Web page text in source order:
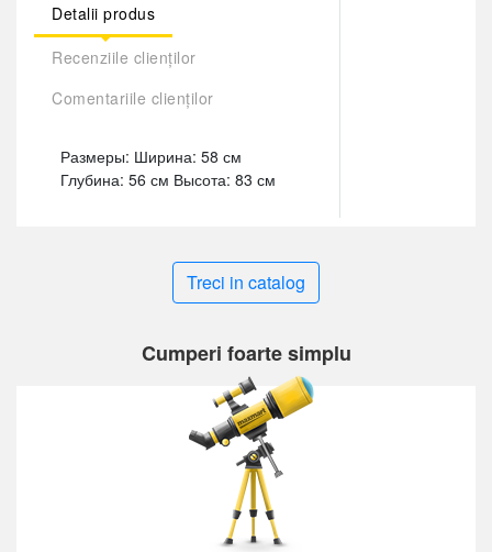
Detalii produs
Recenziile clienților
Comentariile clienților
Размеры: Ширина: 58 см
Глубина: 56 см Высота: 83 см
Treci in catalog
Cumperi foarte simplu